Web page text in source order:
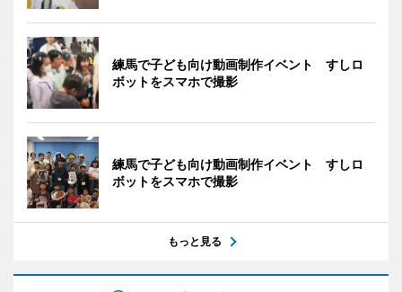
練馬で子ども向け動画制作イベント すしロ
ボットをスマホで撮影
練馬で子ども向け動画制作イベント すしロ
ボットをスマホで撮影
もっと見る